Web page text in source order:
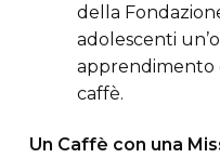
della
adolescenti
apprendimento
caffè.
Un Caffè con una